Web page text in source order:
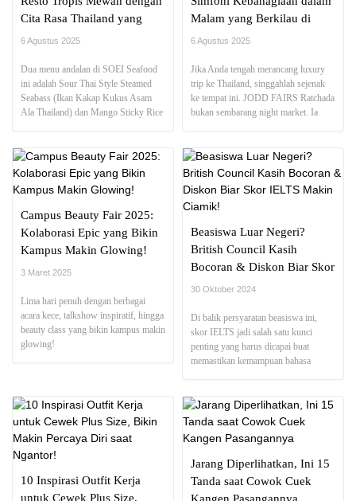
Cita Rasa Thailand yang
Menggoda
6 Agustus 2025
Dua menu andalan di SOEI Seafood
ini adalah Sour Thai Style Steamed
Seabass (Ikan Kakap Kukus Asam
Ala Thailand) dan Mango Sticky Rice
Malam yang Berkilau di
Jantung Thailand
6 Agustus 2025
Jika Anda tengah merancang luxury
trip ke Thailand, singgahlah sejenak
ke tempat ini. JODD FAIRS Ratchada
bukan sembarang night market. Ia
Campus Beauty Fair 2025:
Kolaborasi Epic yang Bikin
Kampus Makin Glowing!
3 Maret 2025
Lima hari penuh dengan berbagai
acara kece, talkshow inspiratif, hingga
beauty class yang bikin kampus makin
glowing!
Beasiswa Luar Negeri?
British Council Kasih
Bocoran & Diskon Biar Skor
IELTS Makin Ciamik!
30 Oktober 2024
Di balik persyaratan beasiswa ini,
skor IELTS jadi salah satu kunci
penting yang harus dicapai buat
memastikan kemampuan bahasa
10 Inspirasi Outfit Kerja
untuk Cewek Plus Size,
Jarang Diperlihatkan, Ini 15
Tanda saat Cowok Cuek
Kangen Pasangannya